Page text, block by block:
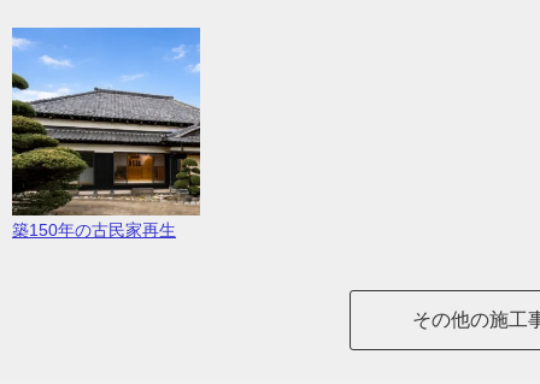
築150年の古民家再生
その他の施工